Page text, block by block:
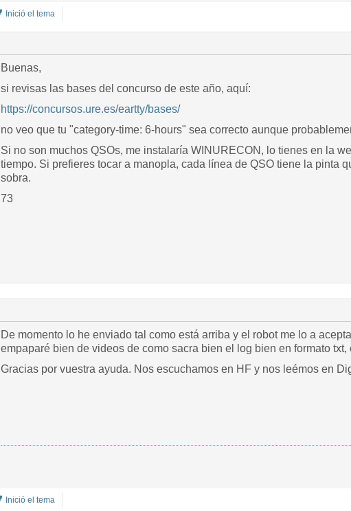
Inició el tema
Buenas,
si revisas las bases del concurso de este año, aquí:
https://concursos.ure.es/eartty/bases/
no veo que tu "category-time: 6-hours" sea correcto aunque
Si no son muchos QSOs, me instalaría WINURECON, lo tienes en la
tiempo. Si prefieres tocar a manopla, cada línea de QSO tiene la pinta
sobra.
73
De momento lo he enviado tal como está arriba y el robot me lo a
empaparé bien de videos de como sacra bien el log bien en formato txt,
Gracias por vuestra ayuda. Nos escuchamos en HF y nos leémos en
Inició el tema